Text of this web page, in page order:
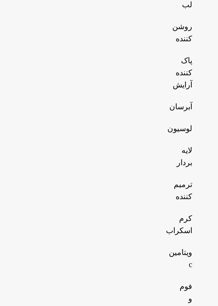
لب
روشن
کننده
پاک
کننده
آرایش
آبرسان
لوسیون
لایه
بردار
ترمیم
کننده
کرم
اسکراب
ویتامین
c
فوم
و